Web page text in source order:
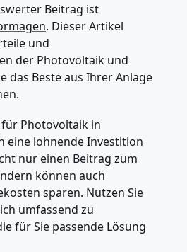
Beitrag ist
. Dieser Artikel
und
der Photovoltaik und
das Beste aus Ihrer Anlage
Photovoltaik in
eine lohnende Investition
nur einen Beitrag zum
können auch
sparen. Nutzen Sie
umfassend zu
für Sie passende Lösung